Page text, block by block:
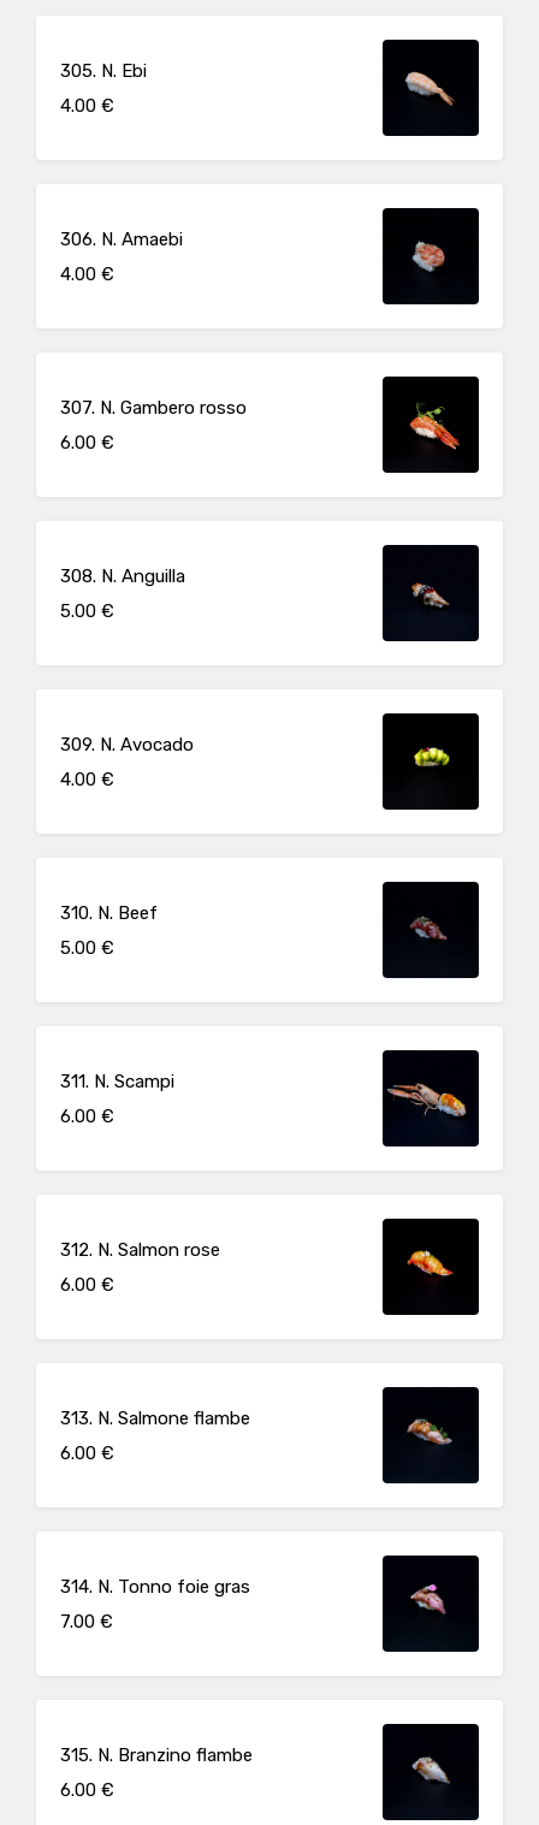
305. N. Ebi
4.00 €
306. N. Amaebi
4.00 €
307. N. Gambero rosso
6.00 €
308. N. Anguilla
5.00 €
309. N. Avocado
4.00 €
310. N. Beef
5.00 €
311. N. Scampi
6.00 €
312. N. Salmon rose
6.00 €
313. N. Salmone flambe
6.00 €
314. N. Tonno foie gras
7.00 €
315. N. Branzino flambe
6.00 €